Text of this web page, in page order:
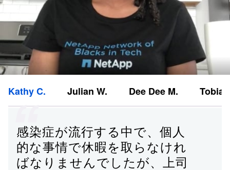
Kathy C. Julian W. Dee Dee M.
感染症が流行する中で、個人
的な事情で休暇を取らなけれ
ばなりませんでしたが、上司